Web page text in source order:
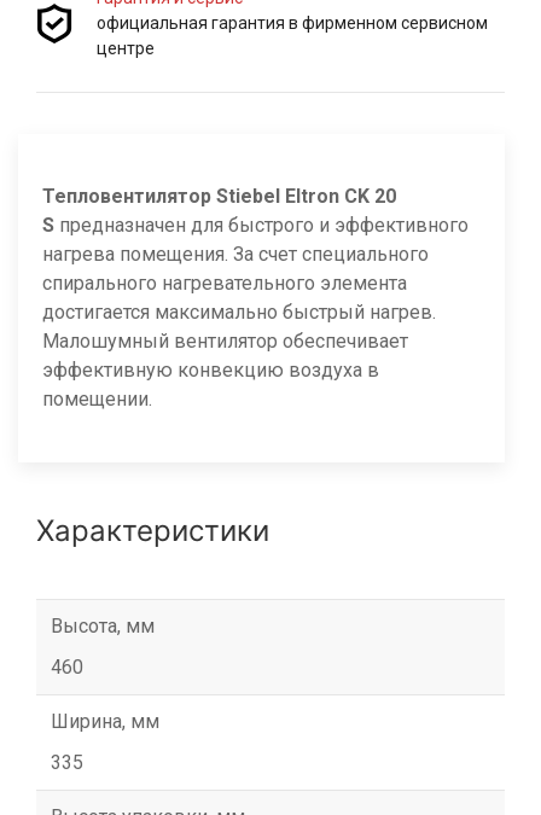
официальная гарантия в фирменном сервисном
центре
Тепловентилятор Stiebel Eltron CK 20
S предназначен для быстрого и эффективного
нагрева помещения. За счет специального
спирального нагревательного элемента
достигается максимально быстрый нагрев.
Малошумный вентилятор обеспечивает
эффективную конвекцию воздуха в
помещении.
Характеристики
Высота, мм
460
Ширина, мм
335